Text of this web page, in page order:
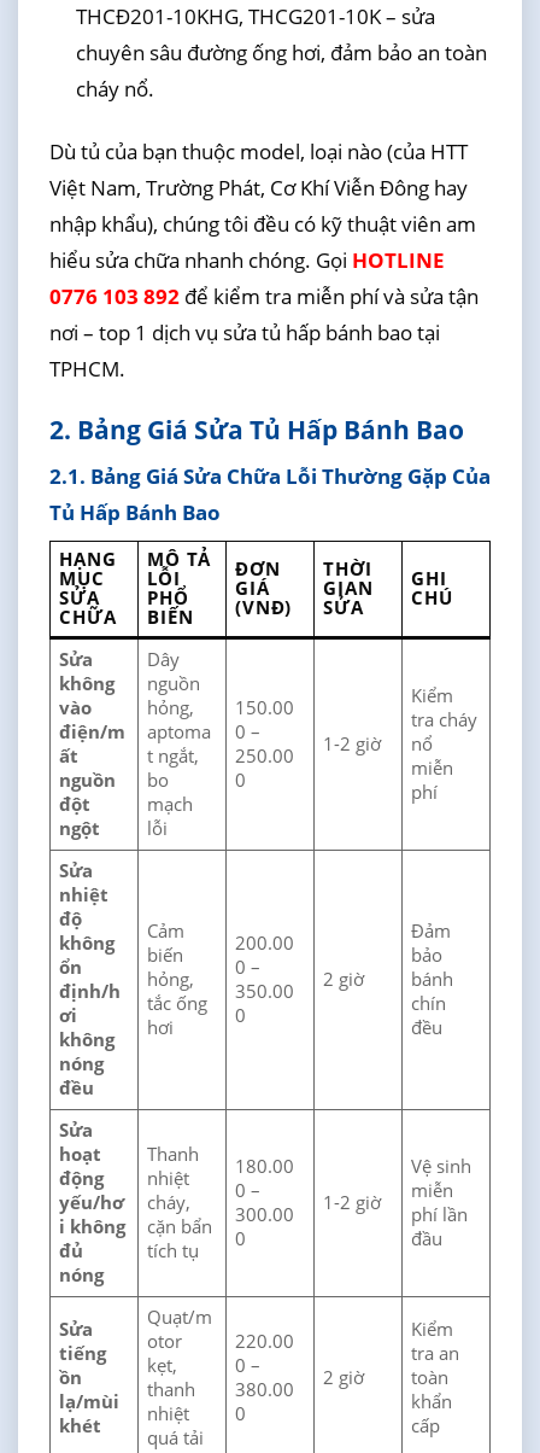
THCĐ201-10KHG, THCG201-10K – sửa
chuyên sâu đường ống hơi, đảm bảo an toàn
cháy nổ.
Dù tủ của bạn thuộc model, loại nào (của HTT
Việt Nam, Trường Phát, Cơ Khí Viễn Đông hay
nhập khẩu), chúng tôi đều có kỹ thuật viên am
hiểu sửa chữa nhanh chóng. Gọi HOTLINE
0776 103 892để kiểm tra miễn phí và sửa tận
nơi – top 1 dịch vụ sửa tủ hấp bánh bao tại
TPHCM.
2. Bảng Giá Sửa Tủ Hấp Bánh Bao
2.1. Bảng Giá Sửa Chữa Lỗi Thường Gặp Của
Tủ Hấp Bánh Bao
HẠNG
MỤC
SỬA
CHỮA
MÔ TẢ
LỖI
PHỔ
BIẾN
ĐƠN
GIÁ
(VNĐ)
THỜI
GIAN
SỬA
GHI
CHÚ
Sửa
không
vào
điện/m
ất
nguồn
đột
ngột
Dây
nguồn
hỏng,
aptoma
t ngắt,
bo
mạch
lỗi
150.00
0 –
250.00
0
1-2 giờ
Kiểm
tra cháy
nổ
miễn
phí
Sửa
nhiệt
độ
không
ổn
định/h
ơi
không
nóng
đều
Cảm
biến
hỏng,
tắc ống
hơi
200.00
0 –
350.00
0
2 giờ
Đảm
bảo
bánh
chín
đều
Sửa
hoạt
động
yếu/hơ
i không
đủ
nóng
Thanh
nhiệt
cháy,
cặn bẩn
tích tụ
180.00
0 –
300.00
0
1-2 giờ
Vệ sinh
miễn
phí lần
đầu
Sửa
tiếng
ồn
lạ/mùi
khét
Quạt/m
otor
kẹt,
thanh
nhiệt
quá tải
220.00
0 –
380.00
0
2 giờ
Kiểm
tra an
toàn
khẩn
cấp